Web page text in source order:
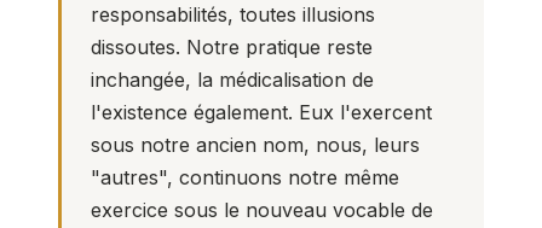
responsabilités, toutes illusions
dissoutes. Notre pratique reste
inchangée, la médicalisation de
l'existence également. Eux l'exercent
sous notre ancien nom, nous, leurs
"autres", continuons notre même
exercice sous le nouveau vocable de